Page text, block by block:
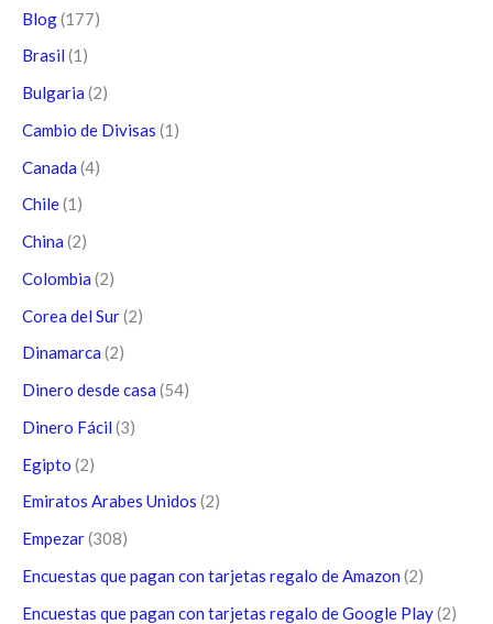
Blog(177)
Brasil (1)
Bulgaria (2)
Cambio de Divisas (1)
Canada (4)
Chile(1)
China (2)
Colombia (2)
Corea del Sur(2)
Dinamarca (2)
Dinero desde casa (54)
Dinero Fácil (3)
Egipto (2)
Emiratos Arabes Unidos (2)
Empezar(308)
Encuestas que pagan con tarjetas regalo de Amazon (2)
Encuestas que pagan con tarjetas regalo de Google Play(2)